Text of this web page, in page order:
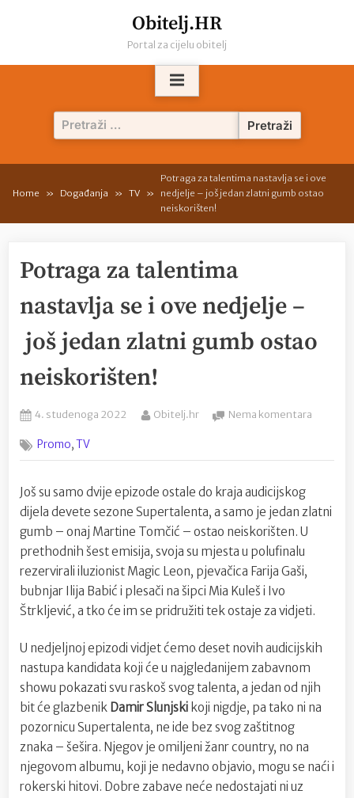
Obitelj.HR
Portal za cijelu obitelj
Pretraži:
Home Događanja TV
Potraga za talentima nastavlja se i ove
nedjelje – još jedan zlatni gumb ostao
neiskorišten!
Potraga za talentima
nastavlja se i ove nedjelje –
još jedan zlatni gumb ostao
neiskorišten!
Posted
4. studenoga 2022 By
Obitelj.hr Nema komentara
i
gumb
Promo,TV
Još su samo dvije epizode ostale do kraja audicijskog
dijela devete sezone Supertalenta, a samo je jedan zlatni
gumb – onaj Martine Tomčić – ostao neiskorišten. U
prethodnih šest emisija, svoja su mjesta u polufinalu
rezervirali iluzionist Magic Leon, pjevačica Farija Gaši,
bubnjar Ilija Babić i plesači na šipci Mia Kuleš i Ivo
Štrkljević, a tko će im se pridružiti tek ostaje za vidjeti.
U nedjeljnoj epizodi vidjet ćemo deset novih audicijskih
nastupa kandidata koji će u najgledanijem zabavnom
showu pokazati svu raskoš svog talenta, a jedan od njih
bit će glazbenik Damir Slunjski koji nigdje, pa tako ni na
pozornicu Supertalenta, ne ide bez svog zaštitnog
znaka – šešira. Njegov je omiljeni žanr country, no na
njegovom albumu, koji je nedavno objavio, mogu se naći i
rokerski hitovi. Dobre zabave neće nedostajati ni uz